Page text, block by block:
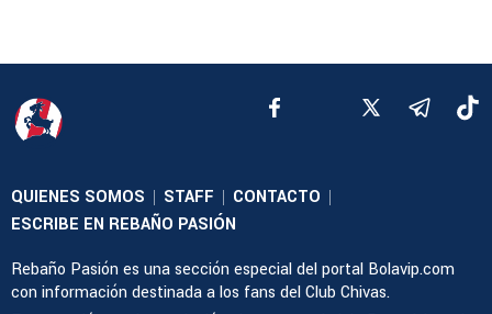
QUIENES SOMOS | STAFF | CONTACTO |
ESCRIBE EN REBAÑO PASIÓN
Rebaño Pasión es una sección especial del portal Bolavip.com
con información destinada a los fans del Club Chivas.